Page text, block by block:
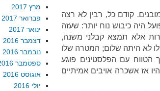
קודם כל, רבין לא רצה
היה כיבוש נוח יותר: שעזה
אלא תמצא קבלני משנה,
לא היתה שלום; המטרה שלו
הטווח עם הפלסטינים פוגע
אז אשכרה אויבים אמיתיים
מרץ 2017
פברואר 2017
ינואר 2017
דצמבר 2016
נובמבר 2016
ספטמבר 2016
אוגוסט 2016
יולי 2016